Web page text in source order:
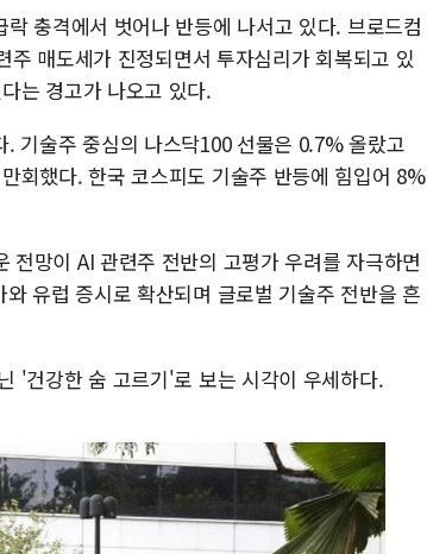
충격에서 벗어나 반등에 나서고 있다. 브로드컴
매도세가 진정되면서 투자심리가 회복되고 있
는 경고가 나오고 있다.
기술주 중심의 나스닥100 선물은 0.7% 올랐고
회했다. 한국 코스피도 기술주 반등에 힘입어 8%
망이 AI 관련주 전반의 고평가 우려를 자극하면
유럽 증시로 확산되며 글로벌 기술주 전반을 흔
'건강한 숨 고르기'로 보는 시각이 우세하다.